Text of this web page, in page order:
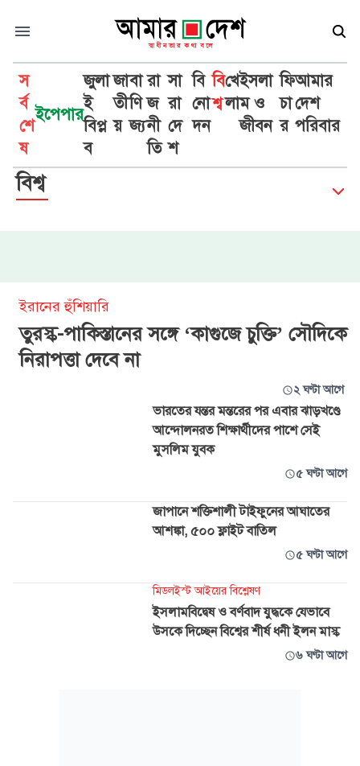
স
র্ব
শে
ষ
ইপেপার
জুলা
ই
বিপ্ল
ব
জা
তী
য়
বা
ণি
জ্য
রা
জ
নী
তি
সা
রা
দে
শ
বি
নো
দন
বি
শ্ব
খে
লা
ইসলা
ম ও
জীবন
ফি
চা
র
আমার
দেশ
পরিবার
বিশ্ব
ইরানের হুঁশিয়ারি
তুরস্ক-পাকিস্তানের সঙ্গে ‘কাগুজে চুক্তি’ সৌদিকে
নিরাপত্তা দেবে না
২ ঘণ্টা আগে
ভারতের যন্তর মন্তরের পর এবার ঝাড়খণ্ডে
আন্দোলনরত শিক্ষার্থীদের পাশে সেই
মুসলিম যুবক
৫ ঘণ্টা আগে
জাপানে শক্তিশালী টাইফুনের আঘাতের
আশঙ্কা, ৫০০ ফ্লাইট বাতিল
৫ ঘণ্টা আগে
মিডলইস্ট আইয়ের বিশ্লেষণ
ইসলামবিদ্বেষ ও বর্ণবাদ যুদ্ধকে যেভাবে
উসকে দিচ্ছেন বিশ্বের শীর্ষ ধনী ইলন মাস্ক
৬ ঘণ্টা আগে